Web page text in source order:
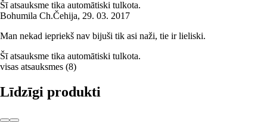
Šī atsauksme tika automātiski tulkota.
Bohumila Ch.Čehija, 29. 03. 2017
Man nekad iepriekš nav bijuši tik asi naži, tie ir lieliski.
Šī atsauksme tika automātiski tulkota.
visas atsauksmes (8)
Līdzīgi produkti